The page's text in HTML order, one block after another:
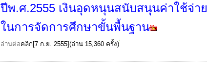
ปีพ.ศ.2555 เงินอุดหนุนสนับสนุนค่าใช้จ่าย
ในการจัดการศึกษาขั้นพื้นฐาน
อ่านต่อคลิก[7 ก.ย. 2555](อ่าน 15,360 ครั้ง)